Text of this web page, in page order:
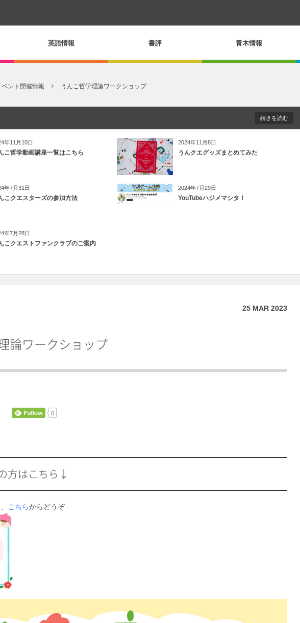
英語情報 書評 青木情報
ベント開催情報 うんこ哲学理論ワークショップ
年11月10日
こ哲学動画講座一覧はこちら
2024年11月8日
うんクエグッズまとめてみた
年7月31日
こクエスターズの参加方法
2024年7月29日
YouTubeハジメマシタ！
年7月28日
こクエストファンクラブのご案内
続きを読む
25 MAR 2023
論ワークショップ
0
方はこちら↓
こちらからどうぞ